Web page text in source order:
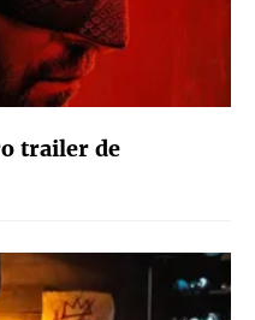
trailer de